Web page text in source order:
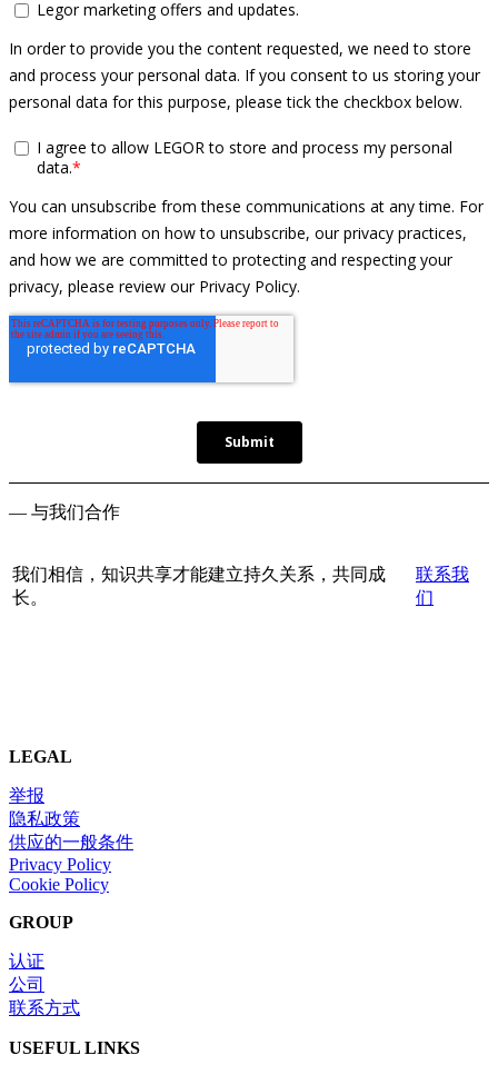
— 与我们合作
我们相信，知识共享才能建立持久关系，共同成
长。
联系我
们
LEGAL
举报
隐私政策
供应的一般条件
Privacy Policy
Cookie Policy
GROUP
认证
公司
联系方式
USEFUL LINKS